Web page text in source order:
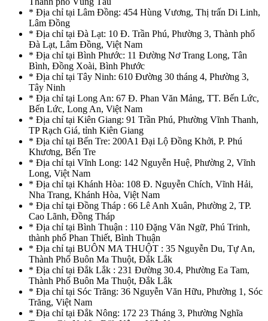
* Địa chỉ tại Lâm Đồng: 454 Hùng Vương, Thị trấn Di Linh,
Lâm Đồng
* Địa chỉ tại Đà Lạt: 10 Đ. Trần Phú, Phường 3, Thành phố
Đà Lạt, Lâm Đồng, Việt Nam
* Địa chỉ tại Bình Phước: 11 Đường Nơ Trang Long, Tân
Bình, Đồng Xoài, Bình Phước
* Địa chỉ tại Tây Ninh: 610 Đường 30 tháng 4, Phường 3,
Tây Ninh
* Địa chỉ tại Long An: 67 Đ. Phan Văn Mảng, TT. Bến Lức,
Bến Lức, Long An, Việt Nam
* Địa chỉ tại Kiên Giang: 91 Trần Phú, Phường Vĩnh Thanh,
TP Rạch Giá, tỉnh Kiên Giang
* Địa chỉ tại Bến Tre: 200A1 Đại Lộ Đồng Khởi, P. Phú
Khương, Bến Tre
* Địa chỉ tại Vĩnh Long: 142 Nguyễn Huệ, Phường 2, Vĩnh
Long, Việt Nam
* Địa chỉ tại Khánh Hòa: 108 Đ. Nguyễn Chích, Vĩnh Hải,
Nha Trang, Khánh Hòa, Việt Nam
* Địa chỉ tại Đồng Tháp : 66 Lê Anh Xuân, Phường 2, TP.
Cao Lãnh, Đồng Tháp
* Địa chỉ tại Bình Thuận : 110 Đặng Văn Ngữ, Phú Trinh,
thành phố Phan Thiết, Bình Thuận
* Địa chỉ tại BUÔN MA THUỘT : 35 Nguyễn Du, Tự An,
Thành Phố Buôn Ma Thuột, Đắk Lắk
* Địa chỉ tại Đắk Lắk : 231 Đường 30.4, Phường Ea Tam,
Thành Phố Buôn Ma Thuột, Đắk Lắk
* Địa chỉ tại Sóc Trăng: 36 Nguyễn Văn Hữu, Phường 1, Sóc
Trăng, Việt Nam
* Địa chỉ tại Đắk Nông: 172 23 Tháng 3, Phường Nghĩa